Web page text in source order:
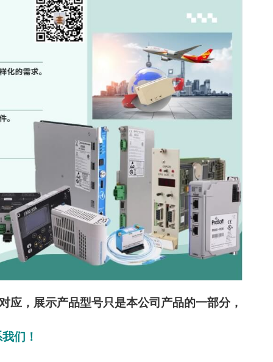
应，展示产品型号只是本公司产品的一部分，
们！